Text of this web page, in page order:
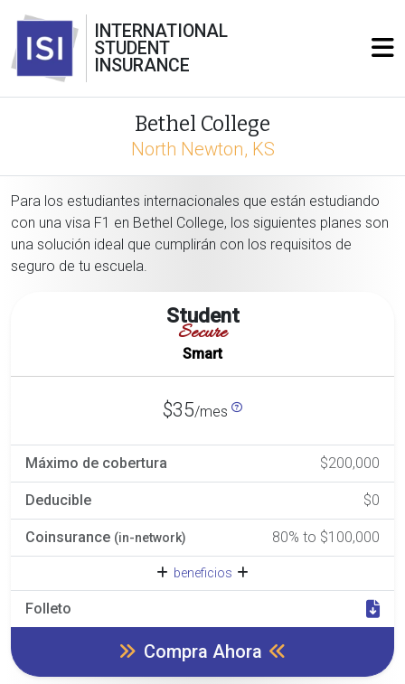
INTERNATIONAL
STUDENT
INSURANCE
Bethel College
North Newton, KS
Para los estudiantes internacionales que están estudiando
con una visa F1 en Bethel College, los siguientes planes son
una solución ideal que cumplirán con los requisitos de
seguro de tu escuela.
Student
Secure
Smart
$35/mes
Máximo de cobertura $200,000
Deducible $0
Coinsurance (in-network) 80% to $100,000
beneficios
Folleto
Compra Ahora